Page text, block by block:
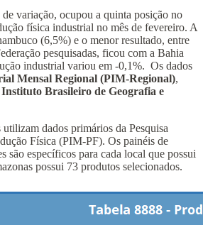
variação, ocupou a quinta posição no
física industrial no mês de fevereiro. A
(6,5%) e o menor resultado, entre
pesquisadas, ficou com a Bahia
industrial variou em -0,1%. Os dados
Mensal Regional (PIM-Regional),
Instituto Brasileiro de Geografia e
dados primários da Pesquisa
Física (PIM-PF). Os painéis de
são específicos para cada local que possui
possui 73 produtos selecionados.